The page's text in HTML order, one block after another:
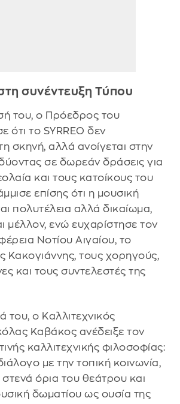
συνέντευξη Τύπου
του, ο Πρόεδρος του
ότι το SYRREO δεν
σκηνή, αλλά ανοίγεται στην
σε δωρεάν δράσεις για
και τους κατοίκους του
επίσης ότι η μουσική
πολυτέλεια αλλά δικαίωμα,
μέλλον, ενώ ευχαρίστησε τον
Νοτίου Αιγαίου, το
Κακογιάννης, τους χορηγούς,
και τους συντελεστές της
του, ο Καλλιτεχνικός
Καβάκος ανέδειξε τον
καλλιτεχνικής φιλοσοφίας:
με την τοπική κοινωνία,
όρια του θεάτρου και
δωματίου ως ουσία της